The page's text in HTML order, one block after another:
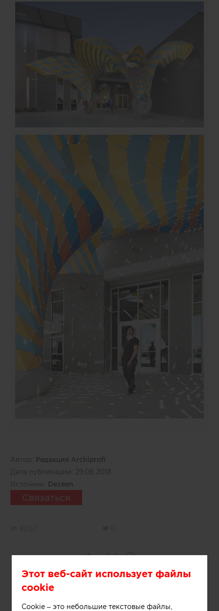
Автор:
Редакция Archiprofi
Дата публикации: 29.06.2018
Источник:
Dezeen
Связаться
0
Этот веб-сайт использует файлы
cookie
Cookie – это небольшие текстовые файлы,